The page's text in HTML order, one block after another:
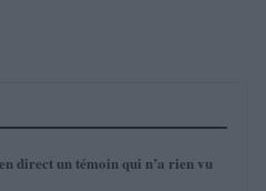
direct un témoin qui n’a rien vu